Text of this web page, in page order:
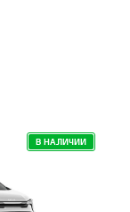
В НАЛИЧИИ